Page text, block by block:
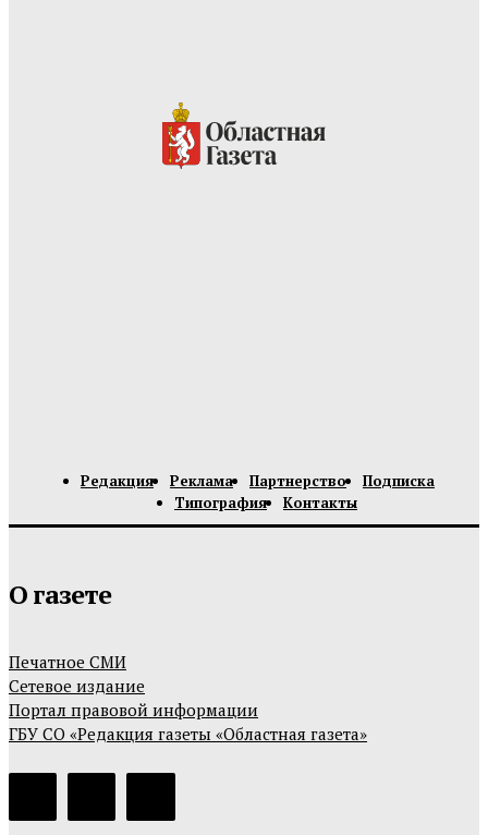
Редакция Реклама Партнерство
Подписка
Типография
Контакты
О газете
Печатное СМИ
Сетевое издание
Портал правовой информации
ГБУ СО «Редакция газеты «Областная газета»